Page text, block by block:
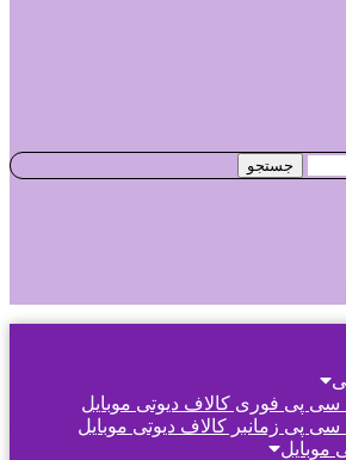
جستجو
سی پی فوری کالاف دیوتی موبایل
سی پی زمانبر کالاف دیوتی موبایل
موبایل